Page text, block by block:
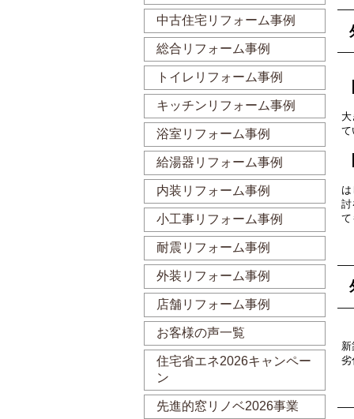
て
討
て
劣
中古住宅リフォーム事例
総合リフォーム事例
トイレリフォーム事例
キッチンリフォーム事例
浴室リフォーム事例
給湯器リフォーム事例
内装リフォーム事例
小工事リフォーム事例
耐震リフォーム事例
外装リフォーム事例
店舗リフォーム事例
お客様の声一覧
住宅省エネ2026キャンペー
ン
先進的窓リノベ2026事業